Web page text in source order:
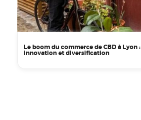
Le boom du commerce de CBD à Lyon :
innovation et diversification